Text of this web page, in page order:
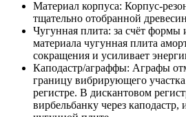
Материал корпуса: Корпус-
тщательно отобранной
Чугунная плита: за счёт формы
материала чугунная плита
сокращения и усиливает
Каподастр/аграффы: Аграфы
границу вибрирующего
регистре. В дискантовом
вирбельбанку через